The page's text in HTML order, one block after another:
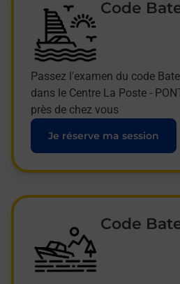
Code
Passez l'examen du code
dans le Centre La Poste -
près de chez vous
Je réserve ma session
Code